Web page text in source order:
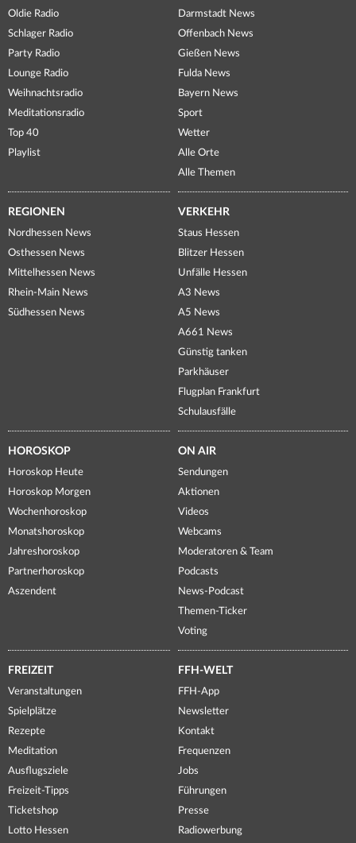
Oldie Radio
Schlager Radio
Party Radio
Lounge Radio
Weihnachtsradio
Meditationsradio
Top 40
Playlist
Darmstadt News
Offenbach News
Gießen News
Fulda News
Bayern News
Sport
Wetter
Alle Orte
Alle Themen
REGIONEN
Nordhessen News
Osthessen News
Mittelhessen News
Rhein-Main News
Südhessen News
VERKEHR
Staus Hessen
Blitzer Hessen
Unfälle Hessen
A3 News
A5 News
A661 News
Günstig tanken
Parkhäuser
Flugplan Frankfurt
Schulausfälle
HOROSKOP
Horoskop Heute
Horoskop Morgen
Wochenhoroskop
Monatshoroskop
Jahreshoroskop
Partnerhoroskop
Aszendent
ON AIR
Sendungen
Aktionen
Videos
Webcams
Moderatoren & Team
Podcasts
News-Podcast
Themen-Ticker
Voting
FREIZEIT
Veranstaltungen
Spielplätze
Rezepte
Meditation
Ausflugsziele
Freizeit-Tipps
Ticketshop
Lotto Hessen
FFH-WELT
FFH-App
Newsletter
Kontakt
Frequenzen
Jobs
Führungen
Presse
Radiowerbung